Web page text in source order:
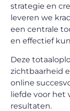
strategie en
leveren we
een centrale
en effectief
Deze
zichtbaarheid
online
liefde voor het
resultaten.